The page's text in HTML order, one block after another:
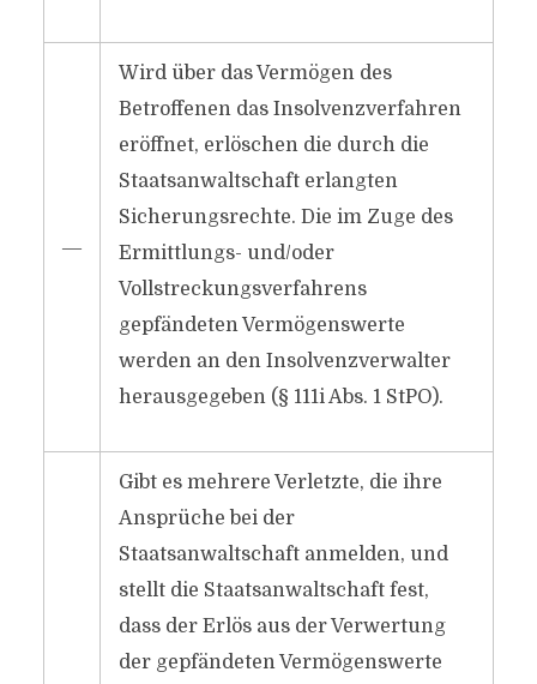
―
Wird über das Vermögen des
Betroffenen das Insolvenzverfahren
eröffnet, erlöschen die durch die
Staatsanwaltschaft erlangten
Sicherungsrechte. Die im Zuge des
Ermittlungs- und/​oder
Vollstreckungsverfahrens
gepfändeten Vermögenswerte
werden an den Insolvenzverwalter
herausgegeben (§ 111i Abs. 1 StPO).
Gibt es mehrere Verletzte, die ihre
Ansprüche bei der
Staatsanwaltschaft anmelden, und
stellt die Staatsanwaltschaft fest,
dass der Erlös aus der Verwertung
der gepfändeten Vermögenswerte